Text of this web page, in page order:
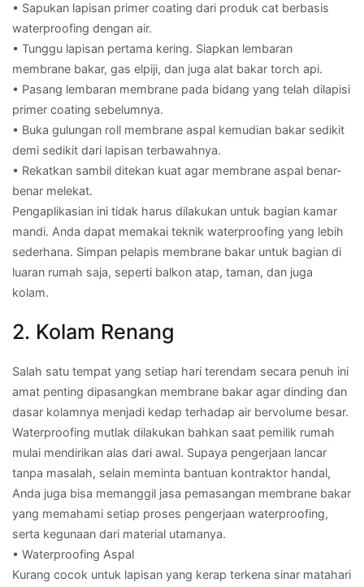
• Sapukan lapisan primer coating dari produk cat berbasis
waterproofing dengan air.
• Tunggu lapisan pertama kering. Siapkan lembaran
membrane bakar, gas elpiji, dan juga alat bakar torch api.
• Pasang lembaran membrane pada bidang yang telah dilapisi
primer coating sebelumnya.
• Buka gulungan roll membrane aspal kemudian bakar sedikit
demi sedikit dari lapisan terbawahnya.
• Rekatkan sambil ditekan kuat agar membrane aspal benar-
benar melekat.
Pengaplikasian ini tidak harus dilakukan untuk bagian kamar
mandi. Anda dapat memakai teknik waterproofing yang lebih
sederhana. Simpan pelapis membrane bakar untuk bagian di
luaran rumah saja, seperti balkon atap, taman, dan juga
kolam.
2. Kolam Renang
Salah satu tempat yang setiap hari terendam secara penuh ini
amat penting dipasangkan membrane bakar agar dinding dan
dasar kolamnya menjadi kedap terhadap air bervolume besar.
Waterproofing mutlak dilakukan bahkan saat pemilik rumah
mulai mendirikan alas dari awal. Supaya pengerjaan lancar
tanpa masalah, selain meminta bantuan kontraktor handal,
Anda juga bisa memanggil jasa pemasangan membrane bakar
yang memahami setiap proses pengerjaan waterproofing,
serta kegunaan dari material utamanya.
• Waterproofing Aspal
Kurang cocok untuk lapisan yang kerap terkena sinar matahari